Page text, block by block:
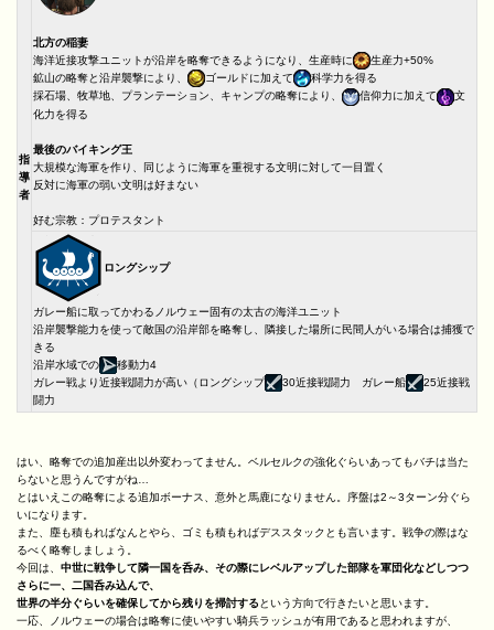
指
導
者
北方の稲妻
海洋近接攻撃ユニットが沿岸を略奪できるようになり、生産時に
生産力+50%
鉱山の略奪と沿岸襲撃により、
ゴールドに加えて
科学力を得る
採石場、牧草地、プランテーション、キャンプの略奪により、
信仰力に加えて
文
化力を得る
最後のバイキング王
大規模な海軍を作り、同じように海軍を重視する文明に対して一目置く
反対に海軍の弱い文明は好まない
好む宗教：プロテスタント
ロングシップ
ガレー船に取ってかわるノルウェー固有の太古の海洋ユニット
沿岸襲撃能力を使って敵国の沿岸部を略奪し、隣接した場所に民間人がいる場合は捕獲で
きる
沿岸水域での
移動力4
ガレー戦より近接戦闘力が高い（ロングシップ
30近接戦闘力 ガレー船
25近接戦
闘力
はい、略奪での追加産出以外変わってません。ベルセルクの強化ぐらいあってもバチは当た
らないと思うんですがね…
とはいえこの略奪による追加ボーナス、意外と馬鹿になりません。序盤は2～3ターン分ぐら
いになります。
また、塵も積もればなんとやら、ゴミも積もればデススタックとも言います。戦争の際はな
るべく略奪しましょう。
今回は、 中世に戦争して隣一国を呑み、その際にレベルアップした部隊を軍団化などしつつ
さらに一、二国呑み込んで、
世界の半分ぐらいを確保してから残りを掃討する という方向で行きたいと思います。
一応、ノルウェーの場合は略奪に使いやすい騎兵ラッシュが有用であると思われますが、